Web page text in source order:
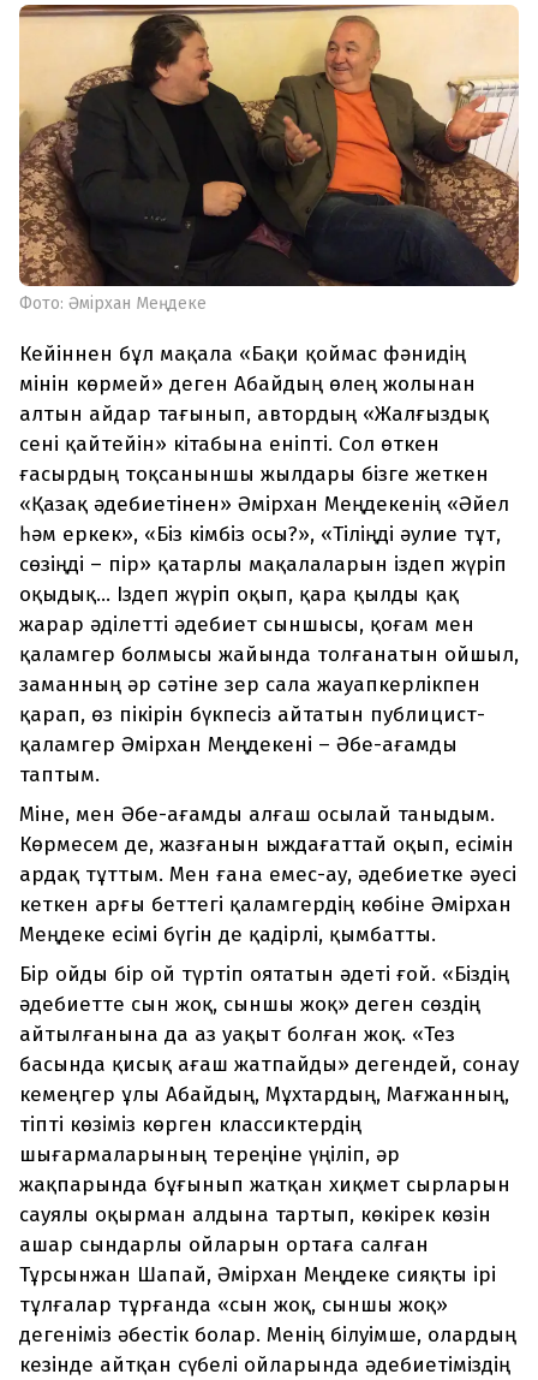
Фото: Әмірхан Меңдеке
Кейіннен бұл мақала «Бақи қоймас фәнидің
мінін көрмей» деген Абайдың өлең жолынан
алтын айдар тағынып, автордың «Жалғыздық
сені қайтейін» кітабына еніпті. Сол өткен
ғасырдың тоқсаныншы жылдары бізге жеткен
«Қазақ әдебиетінен» Әмірхан Меңдекенің «Әйел
һәм еркек», «Біз кімбіз осы?», «Тіліңді әулие тұт,
сөзіңді – пір» қатарлы мақалаларын іздеп жүріп
оқыдық... Іздеп жүріп оқып, қара қылды қақ
жарар әділетті әдебиет сыншысы, қоғам мен
қаламгер болмысы жайында толғанатын ойшыл,
заманның әр сәтіне зер сала жауапкерлікпен
қарап, өз пікірін бүкпесіз айтатын публицист-
қаламгер Әмірхан Меңдекені – Әбе-ағамды
таптым.
Міне, мен Әбе-ағамды алғаш осылай таныдым.
Көрмесем де, жазғанын ыждағаттай оқып, есімін
ардақ тұттым. Мен ғана емес-ау, әдебиетке әуесі
кеткен арғы беттегі қаламгердің көбіне Әмірхан
Меңдеке есімі бүгін де қадірлі, қымбатты.
Бір ойды бір ой түртіп оятатын әдеті ғой. «Біздің
әдебиетте сын жоқ, сыншы жоқ» деген сөздің
айтылғанына да аз уақыт болған жоқ. «Тез
басында қисық ағаш жатпайды» дегендей, сонау
кемеңгер ұлы Абайдың, Мұхтардың, Мағжанның,
тіпті көзіміз көрген классиктердің
шығармаларының тереңіне үңіліп, әр
жақпарында бұғынып жатқан хиқмет сырларын
сауялы оқырман алдына тартып, көкірек көзін
ашар сындарлы ойларын ортаға салған
Тұрсынжан Шапай, Әмірхан Меңдеке сияқты ірі
тұлғалар тұрғанда «сын жоқ, сыншы жоқ»
дегеніміз әбестік болар. Менің білуімше, олардың
кезінде айтқан сүбелі ойларында әдебиетіміздің